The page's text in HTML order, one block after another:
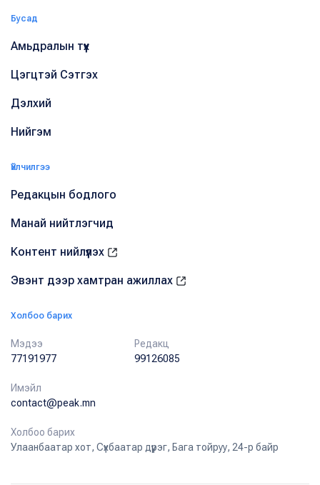
Бусад
Амьдралын түүх
Цэгцтэй Сэтгэх
Дэлхий
Нийгэм
Үйлчилгээ
Редакцын бодлого
Манай нийтлэгчид
Контент нийлүүлэх
Эвэнт дээр хамтран ажиллах
Холбоо барих
Мэдээ
77191977
Редакц
99126085
Имэйл
contact@peak.mn
Холбоо барих
Улаанбаатар хот, Сүхбаатар дүүрэг, Бага тойруу, 24-р байр